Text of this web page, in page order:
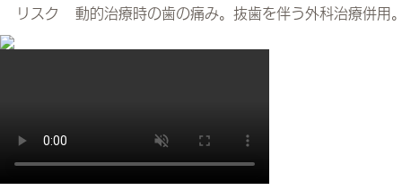
リスク
動的治療時の歯の痛み。抜歯を伴う外科治療併用